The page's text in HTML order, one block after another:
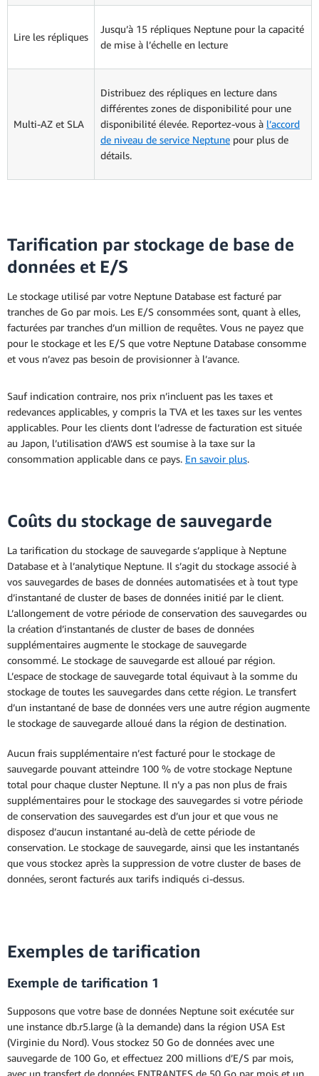
Lire les répliques
Jusqu’à 15 répliques Neptune pour la capacité
de mise à l’échelle en lecture
Multi-AZ et SLA
Distribuez des répliques en lecture dans
différentes zones de disponibilité pour une
disponibilité élevée. Reportez-vous à l’accord
de niveau de service Neptune pour plus de
détails.
Tarification par stockage de base de
données et E/S
Le stockage utilisé par votre Neptune Database est facturé par
tranches de Go par mois. Les E/S consommées sont, quant à elles,
facturées par tranches d’un million de requêtes. Vous ne payez que
pour le stockage et les E/S que votre Neptune Database consomme
et vous n’avez pas besoin de provisionner à l’avance.
Sauf indication contraire, nos prix n’incluent pas les taxes et
redevances applicables, y compris la TVA et les taxes sur les ventes
applicables. Pour les clients dont l’adresse de facturation est située
au Japon, l’utilisation d’AWS est soumise à la taxe sur la
consommation applicable dans ce pays. En savoir plus.
Coûts du stockage de sauvegarde
La tarification du stockage de sauvegarde s’applique à Neptune
Database et à l’analytique Neptune. Il s’agit du stockage associé à
vos sauvegardes de bases de données automatisées et à tout type
d’instantané de cluster de bases de données initié par le client.
L’allongement de votre période de conservation des sauvegardes ou
la création d’instantanés de cluster de bases de données
supplémentaires augmente le stockage de sauvegarde
consommé. Le stockage de sauvegarde est alloué par région.
L’espace de stockage de sauvegarde total équivaut à la somme du
stockage de toutes les sauvegardes dans cette région. Le transfert
d’un instantané de base de données vers une autre région augmente
le stockage de sauvegarde alloué dans la région de destination.
Aucun frais supplémentaire n’est facturé pour le stockage de
sauvegarde pouvant atteindre 100 % de votre stockage Neptune
total pour chaque cluster Neptune. Il n’y a pas non plus de frais
supplémentaires pour le stockage des sauvegardes si votre période
de conservation des sauvegardes est d’un jour et que vous ne
disposez d’aucun instantané au-delà de cette période de
conservation. Le stockage de sauvegarde, ainsi que les instantanés
que vous stockez après la suppression de votre cluster de bases de
données, seront facturés aux tarifs indiqués ci-dessus.
Exemples de tarification
Exemple de tarification 1
Supposons que votre base de données Neptune soit exécutée sur
une instance db.r5.large (à la demande) dans la région USA Est
(Virginie du Nord). Vous stockez 50 Go de données avec une
sauvegarde de 100 Go, et effectuez 200 millions d’E/S par mois,
avec un transfert de données ENTRANTES de 50 Go par mois et un